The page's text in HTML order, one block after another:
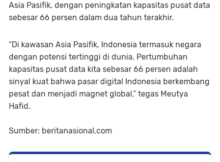
Asia Pasifik, dengan peningkatan kapasitas pusat data
sebesar 66 persen dalam dua tahun terakhir.
“Di kawasan Asia Pasifik, Indonesia termasuk negara
dengan potensi tertinggi di dunia. Pertumbuhan
kapasitas pusat data kita sebesar 66 persen adalah
sinyal kuat bahwa pasar digital Indonesia berkembang
pesat dan menjadi magnet global,” tegas Meutya
Hafid.
Sumber: beritanasional.com